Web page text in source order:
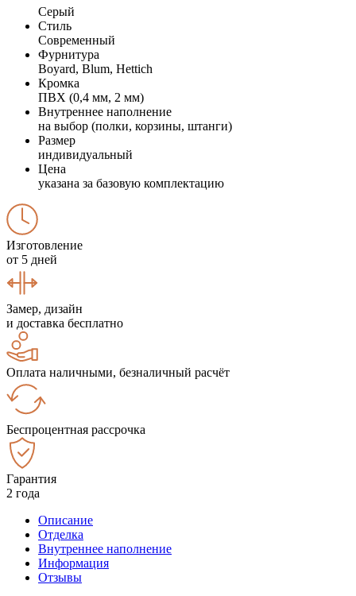
Серый
Стиль
Современный
Фурнитура
Boyard, Blum, Hettich
Кромка
ПВХ (0,4 мм, 2 мм)
Внутреннее наполнение
на выбор (полки, корзины, штанги)
Размер
индивидуальный
Цена
указана за базовую комплектацию
Изготовление
от 5 дней
Замер, дизайн
и доставка бесплатно
Оплата наличными, безналичный расчёт
Беспроцентная рассрочка
Гарантия
2 года
Описание
Отделка
Внутреннее наполнение
Информация
Отзывы